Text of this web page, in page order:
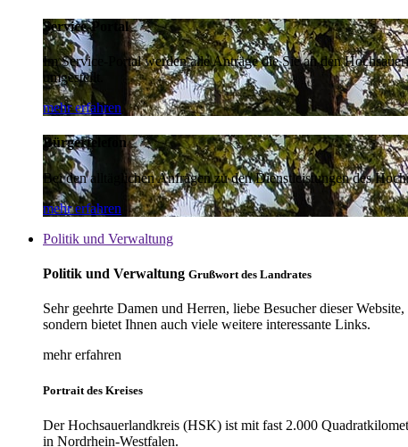
Service-Portal
Im Service-Portal werden alle Anträge die Sie an den
umgestellt.
mehr erfahren
Bürgertelefon
Bei den alltäglichen Anfragen zu den Dienstleistungen des
mehr erfahren
Politik und Verwaltung
Politik und Verwaltung Grußwort des Landrates
Sehr geehrte Damen und Herren, liebe Besucher dieser
sondern bietet Ihnen auch viele weitere interessante Links.
mehr erfahren
Portrait des Kreises
Der Hochsauerlandkreis (HSK) ist mit fast 2.000
in Nordrhein-Westfalen.